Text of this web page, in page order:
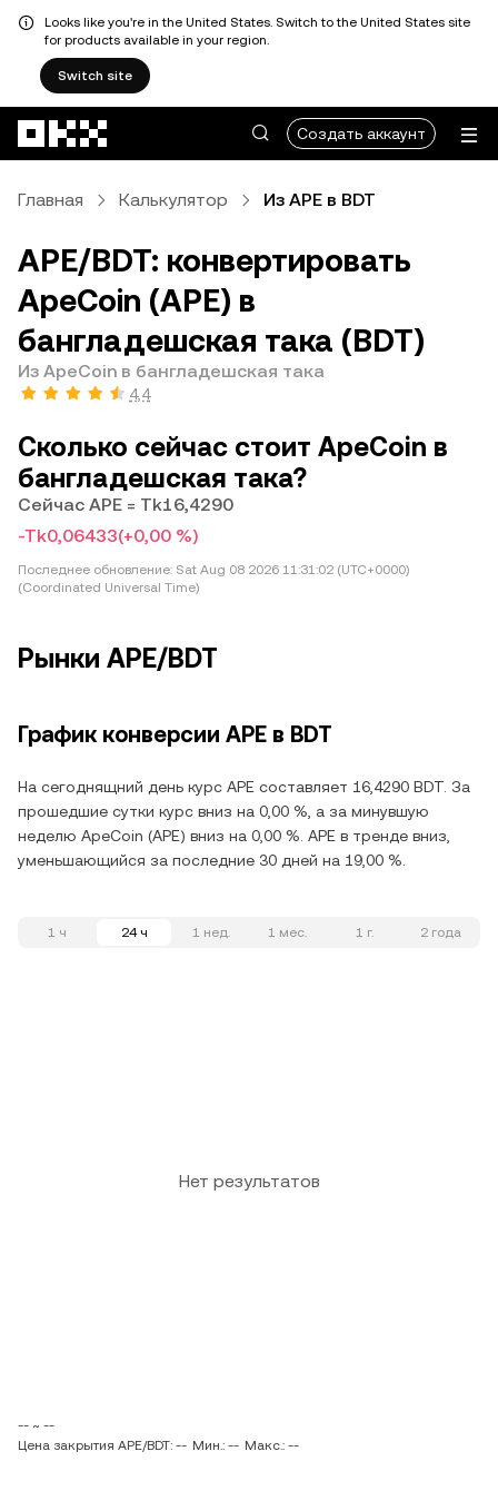
Looks like you're in the United States. Switch to the United States site
for products available in your region.
Switch site
Создать аккаунт
Главная Калькулятор Из APE в BDT
APE/BDT: конвертировать
ApeCoin (APE) в
бангладешская така (BDT)
Из ApeCoin в бангладешская така
4,4
Сколько сейчас стоит ApeCoin в
бангладешская така?
Сейчас APE = Tk16,4290
-Tk0,06433(+0,00 %)
Последнее обновление: Sat Aug 08 2026 11:31:02 (UTC+0000)
(Coordinated Universal Time)
Рынки APE/BDT
График конверсии APE в BDT
На сегоднящний день курс APE составляет 16,4290 BDT. За
прошедшие сутки курс вниз на 0,00 %, а за минувшую
неделю ApeCoin (APE) вниз на 0,00 %. APE в тренде вниз,
уменьшающийся за последние 30 дней на 19,00 %.
1 ч 24 ч 1 нед. 1 мес. 1 г. 2 года
Нет результатов
-- ~ --
Цена закрытия APE/BDT: -- Мин.: -- Макс.: --